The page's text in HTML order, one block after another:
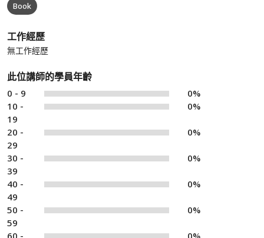
Book
工作經歷
無工作經歷
此位講師的學員年齡
0 - 9
0%
10 -
19
0%
20 -
29
0%
30 -
39
0%
40 -
49
0%
50 -
59
0%
60 - 0%